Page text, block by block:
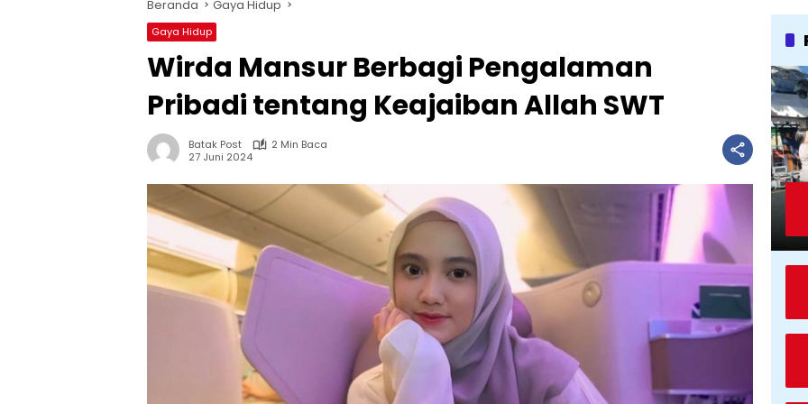
Beranda Gaya Hidup
Gaya Hidup
Wirda Mansur Berbagi Pengalaman
Pribadi tentang Keajaiban Allah SWT
Batak Post
2 Min Baca
27 Juni 2024